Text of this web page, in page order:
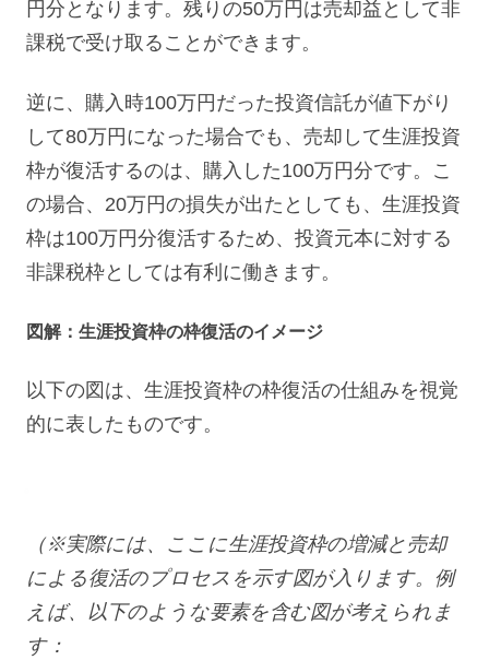
円分となります。残りの50万円は売却益として非
課税で受け取ることができます。
逆に、購入時100万円だった投資信託が値下がり
して80万円になった場合でも、売却して生涯投資
枠が復活するのは、購入した100万円分です。こ
の場合、20万円の損失が出たとしても、生涯投資
枠は100万円分復活するため、投資元本に対する
非課税枠としては有利に働きます。
図解：生涯投資枠の枠復活のイメージ
以下の図は、生涯投資枠の枠復活の仕組みを視覚
的に表したものです。
（※実際には、ここに生涯投資枠の増減と売却
による復活のプロセスを示す図が入ります。例
えば、以下のような要素を含む図が考えられま
す：